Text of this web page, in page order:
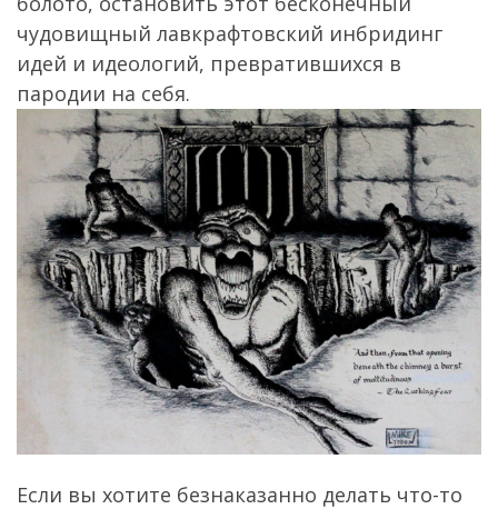
чудовищный лавкрафтовский инбридинг
идей и идеологий, превратившихся в
пародии на себя.
Если вы хотите безнаказанно делать что-то